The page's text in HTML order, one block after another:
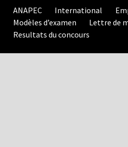
ANAPEC
International
Modèles d’examen
Lettre de
Resultats du concours